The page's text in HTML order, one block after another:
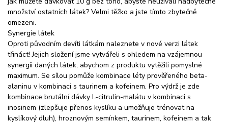
množství ostatních látek? Velmi těžko a jste tímto zbytečně
omezeni.
Synergie látek
Oproti původním devíti látkám naleznete v nové verzi látek
třináct! Jejich složení jsme vytvářeli s ohledem na vzájemnou
synergii daných látek, abychom z produktu vytěžili pomyslné
maximum. Se sílou pomůže kombinace léty prověřeného beta-
alaninu v kombinaci s taurinem a kofeinem. Pro výdrž je zde
kombinace brutální dávky L-citrulin-malátu v kombinaci s
inosinem (zlepšuje přenos kyslíku a umožňuje trénovat na
kyslíkový dluh), hroznovým semínkem, taurinem, kofeinem a tak